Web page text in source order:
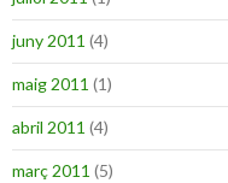
juny 2011 (4)
maig 2011 (1)
abril 2011 (4)
març 2011 (5)